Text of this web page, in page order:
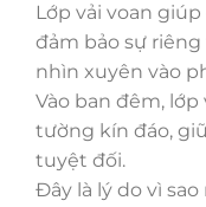
Lớp vải voan
đảm bảo sự
nhìn xuyên vào
Vào ban đêm,
tường kín đáo,
tuyệt đối.
Đây là lý do vì